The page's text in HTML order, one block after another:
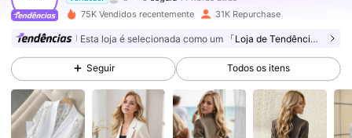
4,84
21K Seguidores
21K Seguidores
4,84 21K Seguidores
75K Vendidos recentemente 31K Repurchase
Esta loja é selecionada como um 「Loja de Tendências」
Seguir Todos os itens